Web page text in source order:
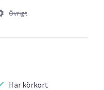
Övrigt
Har körkort